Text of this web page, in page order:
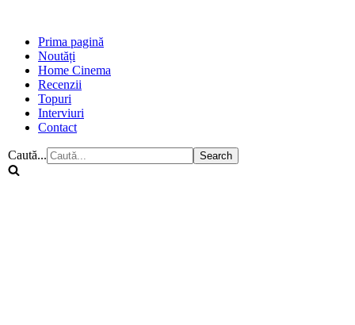
Prima pagină
Noutăți
Home Cinema
Recenzii
Topuri
Interviuri
Contact
Caută...